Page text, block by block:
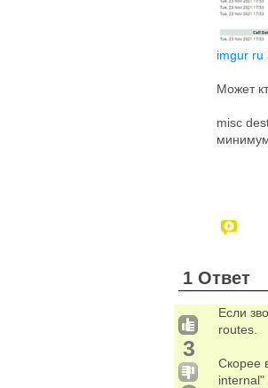
imgur ru
Может
misc
1 Ответ
3
Если
routes.
Скорее
internal"